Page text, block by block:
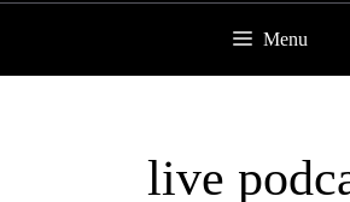
Menu
live